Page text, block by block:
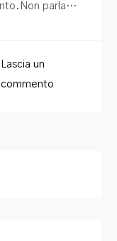
parla…
Lascia un
commento